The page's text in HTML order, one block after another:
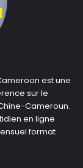
est une
sur le
Cameroun.
en ligne
format